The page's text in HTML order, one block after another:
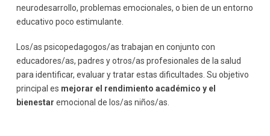
neurodesarrollo, problemas emocionales, o bien de un entorno
educativo poco estimulante.
Los/as psicopedagogos/as trabajan en conjunto con
educadores/as, padres y otros/as profesionales de la salud
para identificar, evaluar y tratar estas dificultades. Su objetivo
principal es mejorar el rendimiento académico y el
bienestar emocional de los/as niños/as.